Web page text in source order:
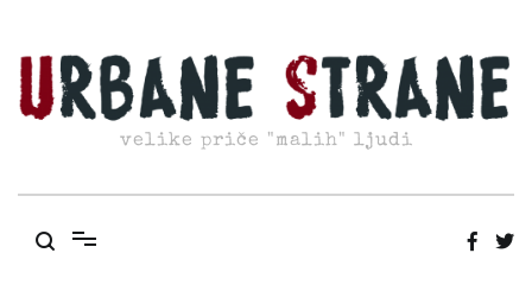
content
velike priče "malih" ljudi